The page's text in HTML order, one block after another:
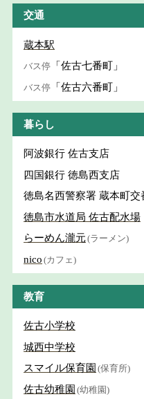
交通
蔵本駅
バス停 「佐古七番町」
バス停 「佐古六番町」
暮らし
阿波銀行 佐古支店
四国銀行 徳島西支店
徳島名西警察署 蔵本町交
徳島市水道局 佐古配水場
らーめん瀧元(ラーメン)
nico (カフェ)
教育
佐古小学校
城西中学校
スマイル保育園 (保育所)
佐古幼稚園 (幼稚園)